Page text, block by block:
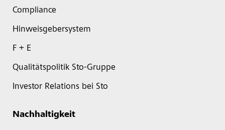
Compliance
Hinweisgebersystem
F + E
Qualitätspolitik Sto-Gruppe
Investor Relations bei Sto
Nachhaltigkeit